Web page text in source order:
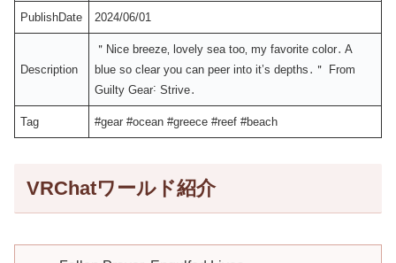
PublishDate 2024/06/01
Description
＂Nice breeze‚ lovely sea too‚ my favorite color․ A
blue so clear you can peer into it’s depths․＂ From
Guilty Gear˸ Strive․
Tag #gear #ocean #greece #reef #beach
VRChatワールド紹介